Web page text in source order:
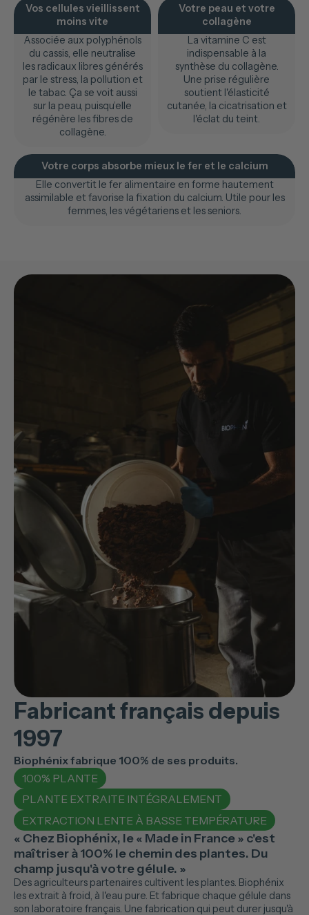
Vos cellules vieillissent
moins vite
Associée aux polyphénols
du cassis, elle neutralise
les radicaux libres générés
par le stress, la pollution et
le tabac. Ça se voit aussi
sur la peau, puisqu’elle
régénère les fibres de
collagène.
Votre peau et votre
collagène
La vitamine C est
indispensable à la
synthèse du collagène.
Une prise régulière
soutient l'élasticité
cutanée, la cicatrisation et
l'éclat du teint.
Votre corps absorbe mieux le fer et le calcium
Elle convertit le fer alimentaire en forme hautement
assimilable et favorise la fixation du calcium. Utile pour les
femmes, les végétariens et les seniors.
Fabricant français depuis
1997
Biophénix fabrique 100% de ses produits.
100% PLANTE
PLANTE EXTRAITE INTÉGRALEMENT
EXTRACTION LENTE À BASSE TEMPÉRATURE
« Chez Biophénix, le « Made in France » c'est
maîtriser à 100% le chemin des plantes. Du
champ jusqu'à votre gélule. »
Des agriculteurs partenaires cultivent les plantes. Biophénix
les extrait à froid, à l'eau pure. Et fabrique chaque gélule dans
son laboratoire français. Une fabrication qui peut durer jusqu'à